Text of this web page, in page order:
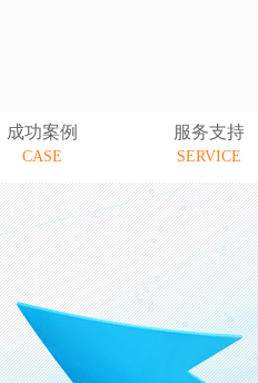
成功案例
CASE
服务支持
SERVICE